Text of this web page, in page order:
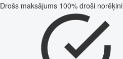
Drošs maksājums 100% droši norēķini